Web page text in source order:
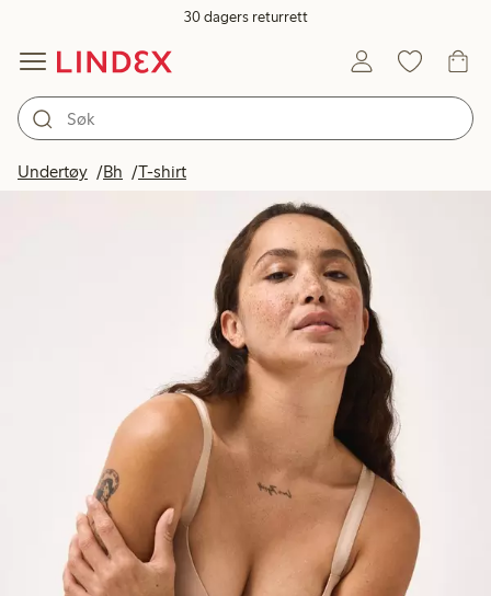
30 dagers returrett
Undertøy Bh T-shirt